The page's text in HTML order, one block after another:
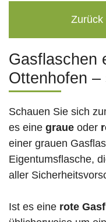
Zurück
Gasflaschen
Ottenhofen –
Schauen Sie sich
es eine graue oder
einer grauen
Eigentumsflasche,
aller
Ist es eine rote